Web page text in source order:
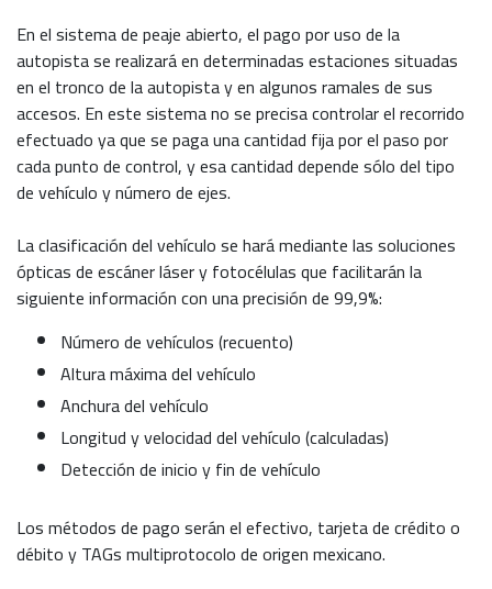
En el sistema de peaje abierto, el pago por uso de la
autopista se realizará en determinadas estaciones situadas
en el tronco de la autopista y en algunos ramales de sus
accesos. En este sistema no se precisa controlar el recorrido
efectuado ya que se paga una cantidad fija por el paso por
cada punto de control, y esa cantidad depende sólo del tipo
de vehículo y número de ejes.
La clasificación del vehículo se hará mediante las soluciones
ópticas de escáner láser y fotocélulas que facilitarán la
siguiente información con una precisión de 99,9%:
Número de vehículos (recuento)
Altura máxima del vehículo
Anchura del vehículo
Longitud y velocidad del vehículo (calculadas)
Detección de inicio y fin de vehículo
Los métodos de pago serán el efectivo, tarjeta de crédito o
débito y TAGs multiprotocolo de origen mexicano.